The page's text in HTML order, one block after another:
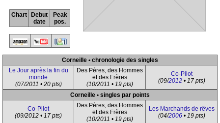
Chart
Debut
date
Peak
pos.
Corneille • chronologie des singles
Le Jour après la fin du
monde
(07/2011 • 20 pts)
Des Pères, des Hommes
et des Frères
(10/2011 • 19 pts)
Co-Pilot
(09/2012• 17 pts)
Corneille • singles par points
Co-Pilot
(09/2012 • 17 pts)
Des Pères, des Hommes
et des Frères
(10/2011 • 19 pts)
Les Marchands de rêves
(04/2006• 19 pts)